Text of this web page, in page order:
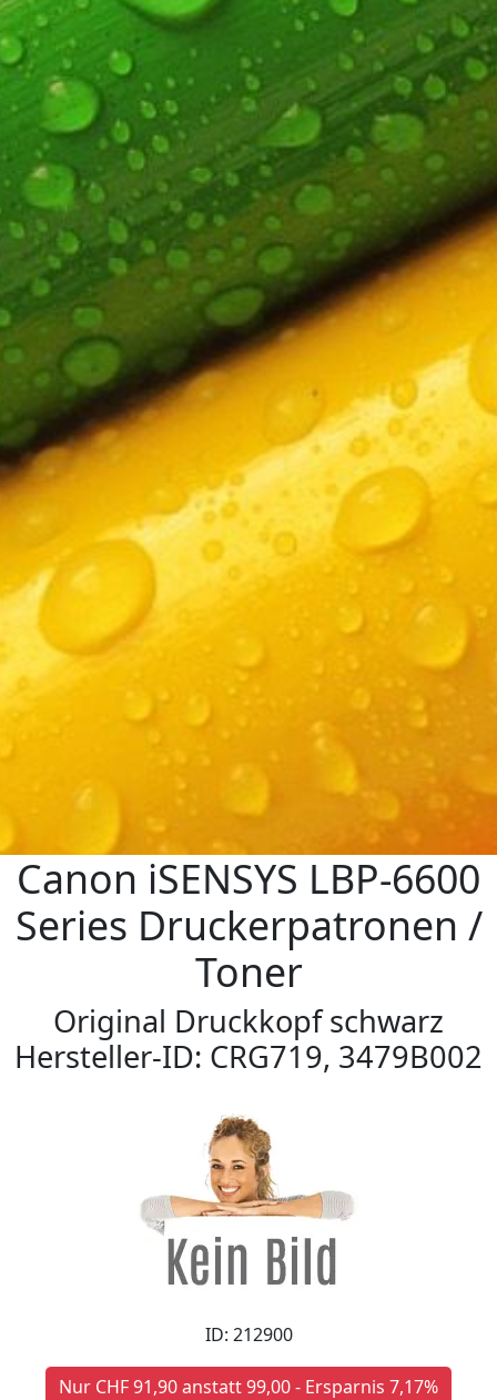
Canon iSENSYS LBP-6600
Series Druckerpatronen /
Toner
Original Druckkopf schwarz
Hersteller-ID: CRG719, 3479B002
ID: 212900
Nur CHF 91,90 anstatt 99,00 - Ersparnis 7,17%